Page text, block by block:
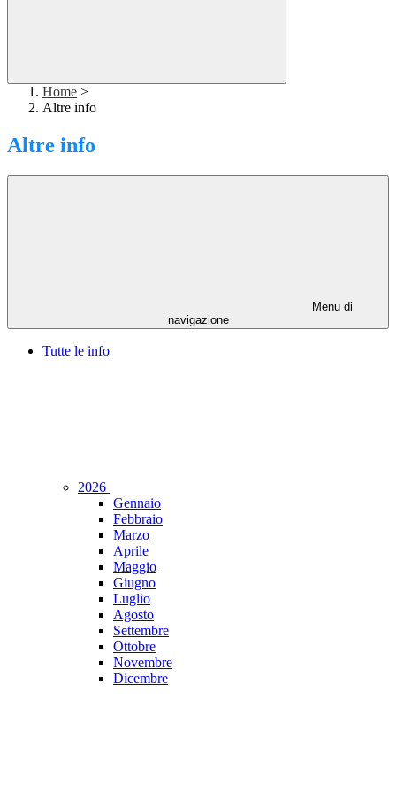
Home >
Altre info
Altre info
Menu di
navigazione
Tutte le info
2026
Gennaio
Febbraio
Marzo
Aprile
Maggio
Giugno
Luglio
Agosto
Settembre
Ottobre
Novembre
Dicembre